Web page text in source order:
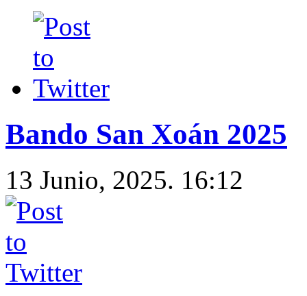
Bando San Xoán 2025
13 Junio, 2025. 16:12